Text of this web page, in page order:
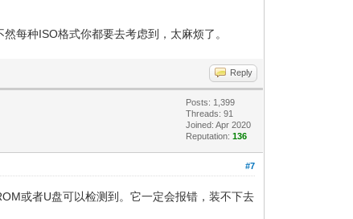
每种ISO格式你都要去考虑到，太麻烦了。
Reply
Posts: 1,399
Threads: 91
Joined: Apr 2020
Reputation:136
#7
或者U盘可以检测到。它一定会报错，装不下去